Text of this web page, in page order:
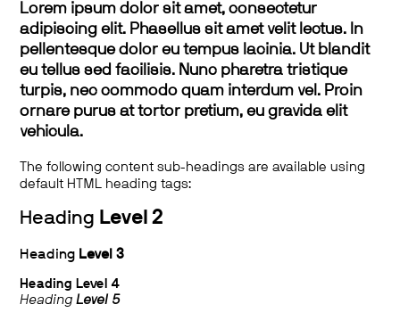
Lorem ipsum dolor sit amet, consectetur
adipiscing elit. Phasellus sit amet velit lectus. In
pellentesque dolor eu tempus lacinia. Ut blandit
eu tellus sed facilisis. Nunc pharetra tristique
turpis, nec commodo quam interdum vel. Proin
ornare purus at tortor pretium, eu gravida elit
vehicula.
The following content sub-headings are available using
default HTML heading tags:
Heading Level 2
Heading Level 3
Heading Level 4
HeadingLevel 5